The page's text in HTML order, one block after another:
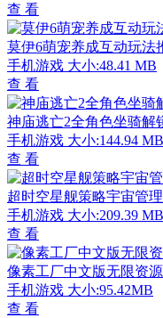
查 看
莫伊6萌宠养成互动玩法
手机游戏 大小:48.41 MB
查 看
神庙逃亡2全角色坐骑解
手机游戏 大小:144.94 MB
查 看
超时空星舰策略宇宙管
手机游戏 大小:209.39 MB
查 看
像素工厂中文版无限资
手机游戏 大小:95.42MB
查 看